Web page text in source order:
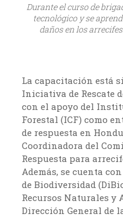
Durante el curso de
tecnológico y se
daños en los
La capacitación está
Iniciativa de Rescate
con el apoyo del
Forestal (ICF) como
de respuesta en
Coordinadora del
Respuesta para
Además, se cuenta
de Biodiversidad
Recursos Naturales y
Dirección General de